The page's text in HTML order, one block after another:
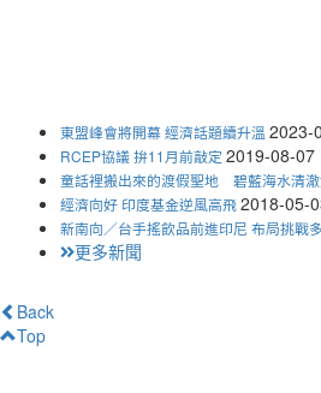
東盟峰會將開幕 經濟話題續升溫 2023-
RCEP協議 拚11月前敲定 2019-08-07
童話裡搬出來的渡假聖地 碧藍海水清澈
經濟向好 印度基金逆風高飛2018-05-
新南向／台手搖飲品前進印尼 布局挑戰多
更多新聞
Back
Top